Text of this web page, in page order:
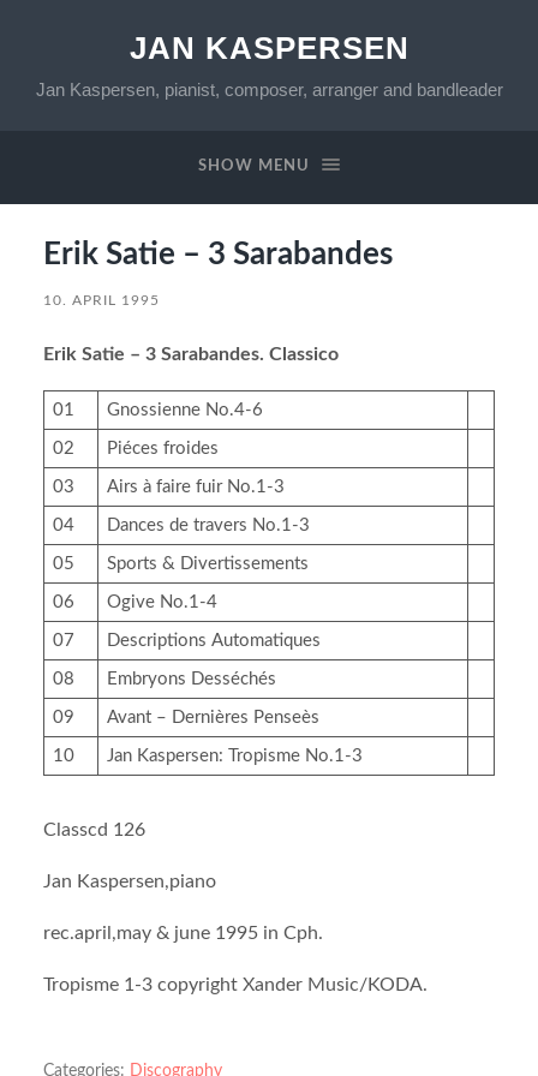
JAN KASPERSEN
Jan Kaspersen, pianist, composer, arranger and bandleader
SHOW MENU
Erik Satie – 3 Sarabandes
10. APRIL 1995
Erik Satie – 3 Sarabandes. Classico
01 Gnossienne No.4-6
02 Piéces froides
03 Airs à faire fuir No.1-3
04 Dances de travers No.1-3
05 Sports & Divertissements
06 Ogive No.1-4
07 Descriptions Automatiques
08 Embryons Desséchés
09 Avant – Dernières Penseès
10 Jan Kaspersen: Tropisme No.1-3
Classcd 126
Jan Kaspersen,piano
rec.april,may & june 1995 in Cph.
Tropisme 1-3 copyright Xander Music/KODA.
Categories: Discography